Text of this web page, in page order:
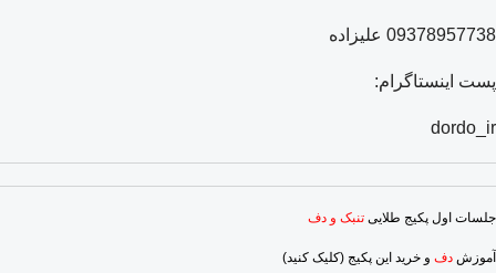
09378957738 علیزاده
پست اینستاگرام:
dordo_ir
جلسات اول پکیج طلایی تنبک و دف
آموزش دف و خرید این پکیج (کلیک کنید)